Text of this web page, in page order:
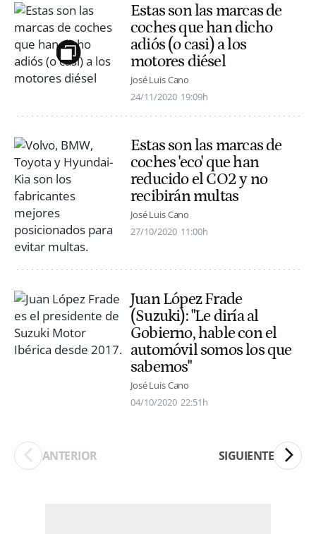
Estas son las marcas de
coches que han dicho
adiós (o casi) a los
motores diésel
José Luis Cano
24/11/2020 19:09h
Estas son las marcas de
coches 'eco' que han
reducido el CO2 y no
recibirán multas
José Luis Cano
27/10/2020 11:00h
Juan López Frade
(Suzuki): "Le diría al
Gobierno, hable con el
automóvil somos los que
sabemos"
José Luis Cano
04/10/2020 22:51h
ANTERIOR SIGUIENTE